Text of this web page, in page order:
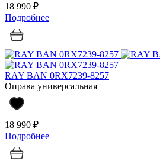
18 990 ₽
Подробнее
RAY BAN 0RX7239-8257
Оправа универсальная
18 990 ₽
Подробнее